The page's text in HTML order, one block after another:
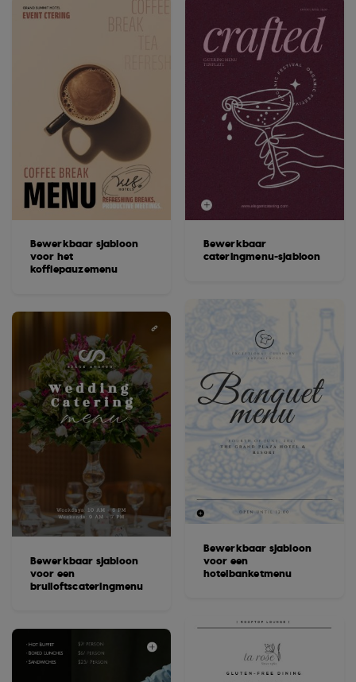
Bewerkbaar sjabloon
voor het
koffiepauzemenu
Bewerkbaar sjabloon
voor een
bruiloftscateringmenu
Bewerkbaar
cateringmenu-sjabloon
Bewerkbaar sjabloon
voor een
hotelbanketmenu